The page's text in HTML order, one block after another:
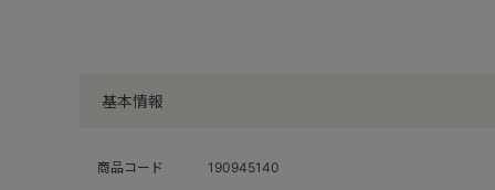
基本情報
商品コード 190945140